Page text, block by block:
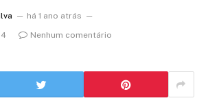
há 1 ano atrás
Nenhum comentário